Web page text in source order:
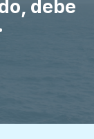
debe